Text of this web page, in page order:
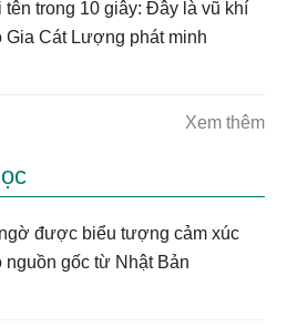
tên trong 10 giây: Đây là vũ khí
Gia Cát Lượng phát minh
Xem thêm
được biểu tượng cảm xúc
nguồn gốc từ Nhật Bản